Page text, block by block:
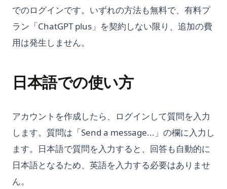
でのログインです。いずれの方法も無料で、有料プ
ラン「ChatGPT plus」を契約しない限り、追加の費
用は発生しません。
日本語での使い方
アカウントを作成したら、ログインして質問を入力
します。質問は「Send a message...」の欄に入力し
ます。日本語で質問を入力すると、回答も自動的に
日本語となるため、英語を入力する必要はありませ
ん。